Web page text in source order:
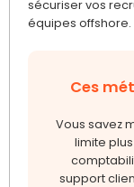
sécuriser vos
équipes offshore.
Ces
Vous savez
limite
support